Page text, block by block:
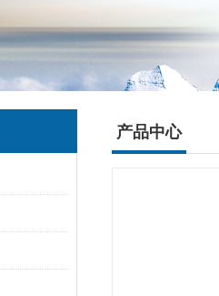
产品中心